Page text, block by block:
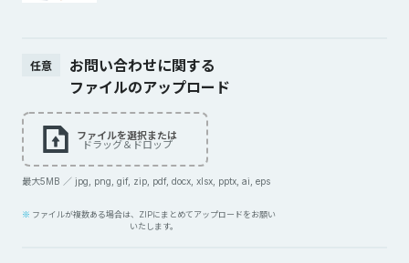
任意
お問い合わせに関する
ファイルのアップロード
ファイルを選択または
ドラッグ＆ドロップ
最大5MB ／ jpg, png, gif, zip, pdf, docx, xlsx, pptx, ai, eps
ファイルが複数ある場合は、ZIPにまとめてアップロードをお願い
いたします。